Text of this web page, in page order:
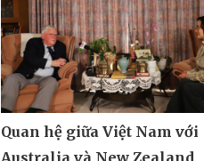
Quan hệ giữa Việt Nam với